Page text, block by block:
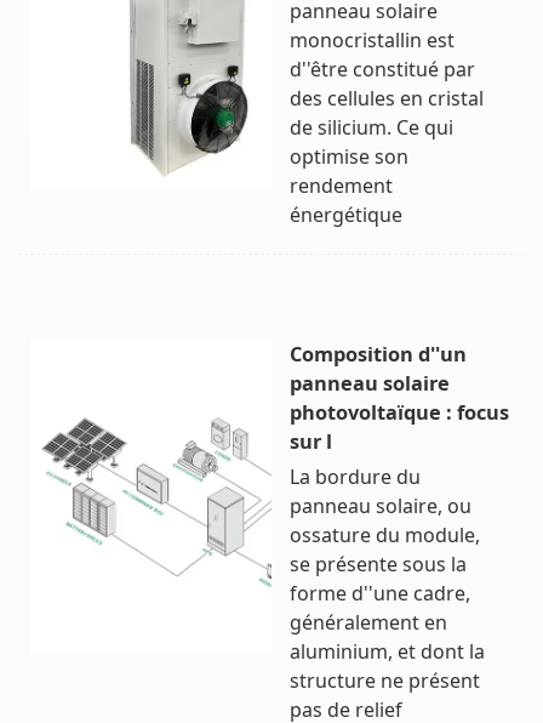
panneau solaire
monocristallin est
d''être constitué par
des cellules en cristal
de silicium. Ce qui
optimise son
rendement
énergétique
Composition d''un
panneau solaire
photovoltaïque : focus
sur l
La bordure du
panneau solaire, ou
ossature du module,
se présente sous la
forme d''une cadre,
généralement en
aluminium, et dont la
structure ne présent
pas de relief